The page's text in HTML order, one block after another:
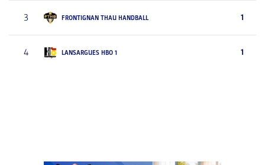
3 FRONTIGNAN THAU HANDBALL 1
4 LANSARGUES HBO 1 1